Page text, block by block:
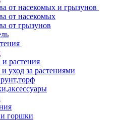
от насекомых и грызунов
от насекомых
от грызунов
растения
уход за растениями
горшки